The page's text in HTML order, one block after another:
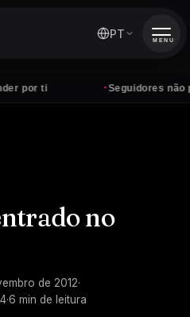
Seguidores não pagam
PT MENU
no
de 2012·
·6 min de leitura